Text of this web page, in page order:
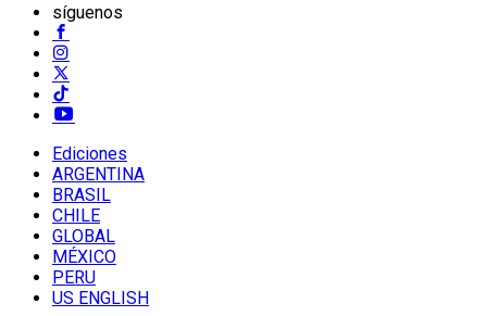
síguenos
Ediciones
ARGENTINA
BRASIL
CHILE
GLOBAL
MÉXICO
PERU
US ENGLISH